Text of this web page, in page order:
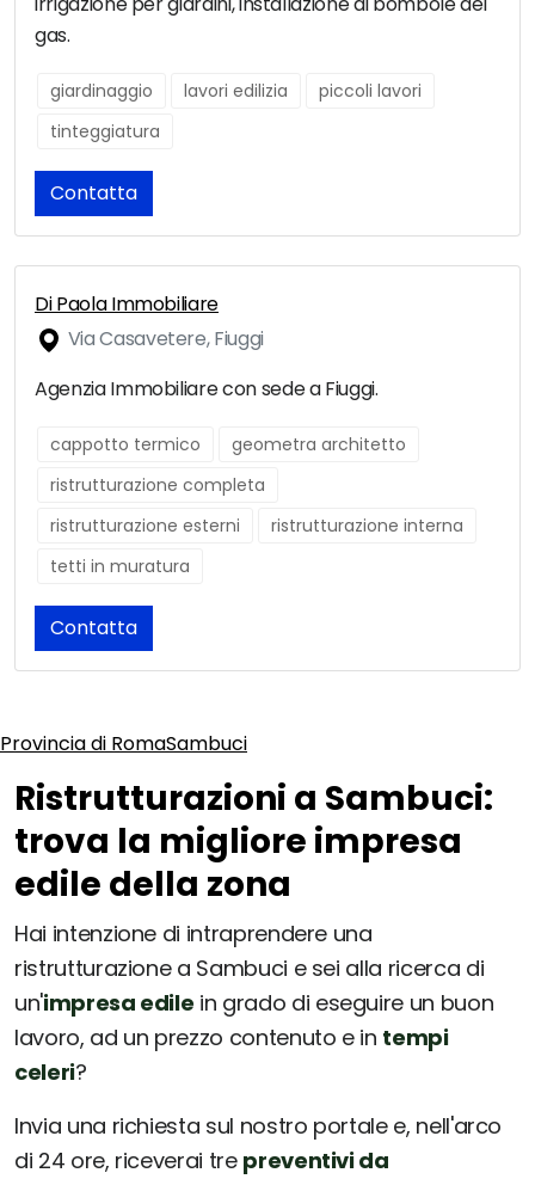
gas.
giardinaggio lavori edilizia
piccoli lavori
tinteggiatura
Contatta
Di Paola Immobiliare
Via Casavetere, Fiuggi
Agenzia Immobiliare con sede a Fiuggi.
cappotto termico
geometra architetto
ristrutturazione completa
ristrutturazione esterni
ristrutturazione interna
tetti in muratura
Contatta
Provincia di RomaSambuci
Ristrutturazioni a Sambuci:
trova la migliore impresa
edile della zona
Hai intenzione di intraprendere una
ristrutturazione a Sambuci e sei alla ricerca di
un'impresa edile in grado di eseguire un buon
lavoro, ad un prezzo contenuto e in tempi
celeri?
Invia una richiesta sul nostro portale e, nell'arco
di 24 ore, riceverai tre preventivi da